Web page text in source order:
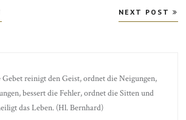
NEXT POST
Gebet reinigt den Geist, ordnet die Neigungen,
bessert die Fehler, ordnet die Sitten und
das Leben. (Hl. Bernhard)